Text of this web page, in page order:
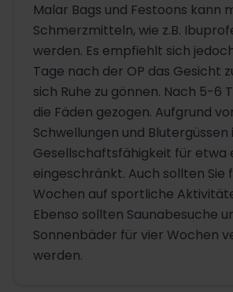
Malar Bags und Festoons kann
Schmerzmitteln, wie z.B.
werden. Es empfiehlt sich
Tage nach der OP das Gesicht
sich Ruhe zu gönnen. Nach 5-6
die Fäden gezogen. Aufgrund
Schwellungen und Blutergüssen
Gesellschaftsfähigkeit für etwa
eingeschränkt. Auch sollten Sie
Wochen auf sportliche
Ebenso sollten Saunabesuche
Sonnenbäder für vier Wochen
werden.